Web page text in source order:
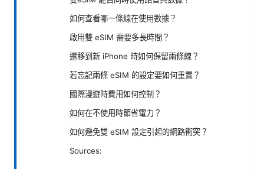
如何查看哪一條線在使用數據？
啟用雙 eSIM 需要多長時間？
遷移到新 iPhone 時如何保留兩條線？
若忘記兩條 eSIM 的設定要如何重置？
國際漫遊時費用如何控制？
如何在不使用時節省電力？
如何避免雙 eSIM 設定引起的網路衝突？
Sources: